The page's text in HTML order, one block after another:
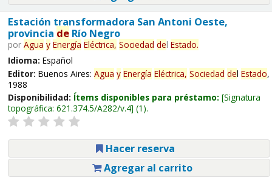
Estación transformadora San Antoni Oeste,
provincia deRío Negro
por Agua y Energía Eléctrica, Sociedad del Estado.
Idioma: Español
Editor: Buenos Aires: Agua y Energía Eléctrica, Sociedad del Estado,
1988
Disponibilidad: Ítems disponibles para préstamo: Signatura
topográfica: 621.374.5/A282/v.4 (1).
Hacer reserva
Agregar al carrito